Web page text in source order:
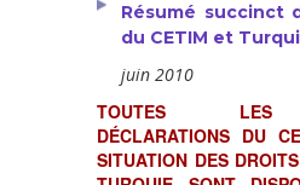
Résumé succinct
du CETIM et
juin 2010
TOUTES LES
DÉCLARATIONS DU
SITUATION DES